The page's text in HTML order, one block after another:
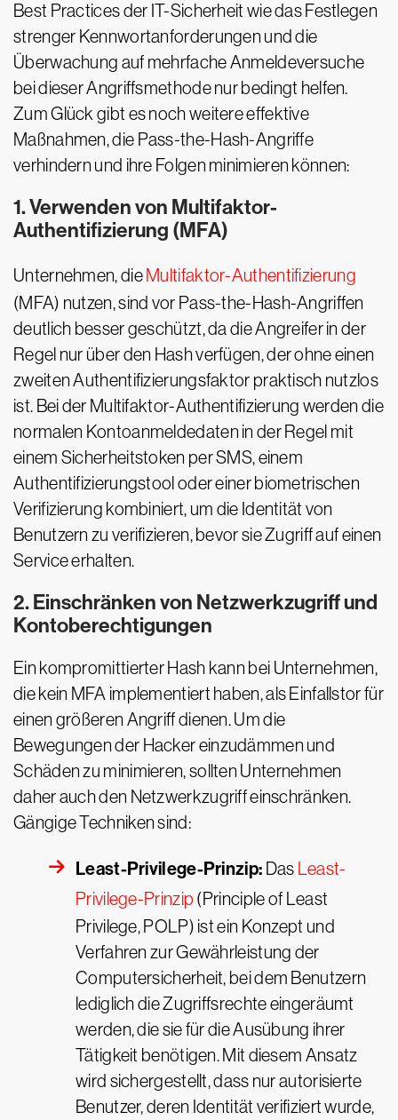
Best Practices der IT-Sicherheit wie das Festlegen
strenger Kennwortanforderungen und die
Überwachung auf mehrfache Anmeldeversuche
bei dieser Angriffsmethode nur bedingt helfen.
Zum Glück gibt es noch weitere effektive
Maßnahmen, die Pass-the-Hash-Angriffe
verhindern und ihre Folgen minimieren können:
1. Verwenden von Multifaktor-
Authentifizierung (MFA)
Unternehmen, die Multifaktor-Authentifizierung
(MFA) nutzen, sind vor Pass-the-Hash-Angriffen
deutlich besser geschützt, da die Angreifer in der
Regel nur über den Hash verfügen, der ohne einen
zweiten Authentifizierungsfaktor praktisch nutzlos
ist. Bei der Multifaktor-Authentifizierung werden die
normalen Kontoanmeldedaten in der Regel mit
einem Sicherheitstoken per SMS, einem
Authentifizierungstool oder einer biometrischen
Verifizierung kombiniert, um die Identität von
Benutzern zu verifizieren, bevor sie Zugriff auf einen
Service erhalten.
2. Einschränken von Netzwerkzugriff und
Kontoberechtigungen
Ein kompromittierter Hash kann bei Unternehmen,
die kein MFA implementiert haben, als Einfallstor für
einen größeren Angriff dienen. Um die
Bewegungen der Hacker einzudämmen und
Schäden zu minimieren, sollten Unternehmen
daher auch den Netzwerkzugriff einschränken.
Gängige Techniken sind:
Least-Privilege-Prinzip: Das Least-
Privilege-Prinzip (Principle of Least
Privilege, POLP) ist ein Konzept und
Verfahren zur Gewährleistung der
Computersicherheit, bei dem Benutzern
lediglich die Zugriffsrechte eingeräumt
werden, die sie für die Ausübung ihrer
Tätigkeit benötigen. Mit diesem Ansatz
wird sichergestellt, dass nur autorisierte
Benutzer, deren Identität verifiziert wurde,